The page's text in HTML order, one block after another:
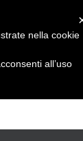
nella cookie
all’uso